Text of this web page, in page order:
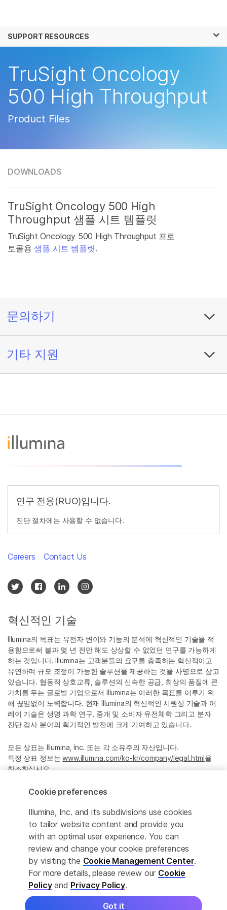
솔루션
회사
SUPPORT RESOURCES
TruSight Oncology
500 High Throughput
Product Files
DOWNLOADS
TruSight Oncology 500 High
Throughput 샘플 시트 템플릿
TruSight Oncology 500 High Throughput 프로
토콜용샘플 시트 템플릿.
문의하기
기타 지원
연구 전용(RUO)입니다.
진단 절차에는 사용할 수 없습니다.
정확한 번역을 제공하고자 합당한 노력을 기울였으나, 자동 번역은
완벽하지 않으며, 그 목적 또한 원문을 대체하기 위함이 아닙니다. 공
식 콘텐츠는 영문 버전의 원문 콘텐츠임을 참고 부탁드립니다.
혁신적인 기술
Illumina의 목표는 유전자 변이와 기능의 분석에 혁신적인 기술을 적
용함으로써 불과 몇 년 전만 해도 상상할 수 없었던 연구를 가능하게
하는 것입니다. Illumina는 고객분들의 요구를 충족하는 혁신적이고
유연하며 규모 조정이 가능한 솔루션을 제공하는 것을 사명으로 삼고
있습니다. 협동적 상호교류, 솔루션의 신속한 공급, 최상의 품질에 큰
가치를 두는 글로벌 기업으로서 Illumina는 이러한 목표를 이루기 위
해 끊임없이 노력합니다. 현재 Illumina의 혁신적인 시퀀싱 기술과 어
레이 기술은 생명 과학 연구, 중개 및 소비자 유전체학 그리고 분자
진단 검사 분야의 획기적인 발전에 크게 기여하고 있습니다.
모든 상표는 Illumina, Inc. 또는 각 소유주의 자산입니다.
특정 상표 정보는www.illumina.com/ko-kr/company/legal.html을
참조하십시오.
Privacy Policy
Careers Contact Us
© 2026 Illumina, Inc. All rights reserved.
보다 관련성이 높은 콘텐츠를 확인하실 수 있
습니다. 주요 관심 분야를 선택해 주세요:
암 연구
미생물학 연구
농업유전체학 연구
복합 질환 연구
임상 종양학 연구
생식 보건 연구
유전 및 희귀 질환 연
구
Cookie preferences
Illumina, Inc. and its subdivisions use cookies
to tailor website content and provide you
with an optimal user experience. You can
review and change your cookie preferences
by visiting the Cookie Management Center.
For more details, please review our Cookie
Policyand Privacy Policy.
Got it